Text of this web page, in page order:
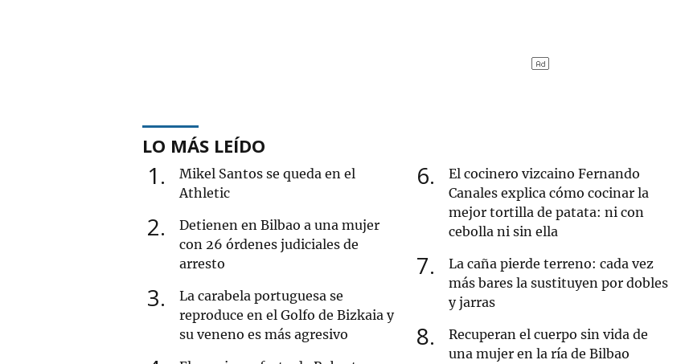
LO MÁS LEÍDO
1
Mikel Santos se queda en el
Athletic
2
Detienen en Bilbao a una mujer
con 26 órdenes judiciales de
arresto
3
La carabela portuguesa se
reproduce en el Golfo de Bizkaia y
su veneno es más agresivo
6
El cocinero vizcaino Fernando
Canales explica cómo cocinar la
mejor tortilla de patata: ni con
cebolla ni sin ella
7
La caña pierde terreno: cada vez
más bares la sustituyen por dobles
y jarras
8
Recuperan el cuerpo sin vida de
una mujer en la ría de Bilbao